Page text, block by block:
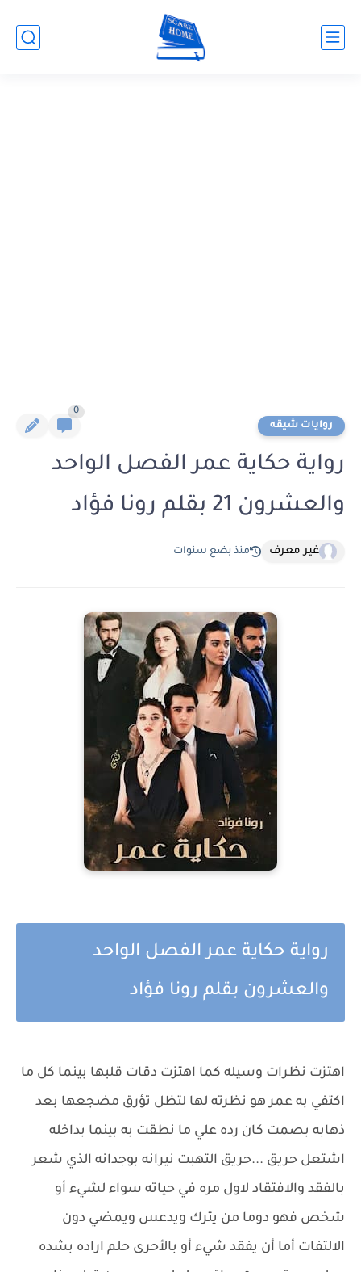
روايات شيقه
0
رواية حكاية عمر الفصل الواحد
والعشرون 21 بقلم رونا فؤاد
غير معرف منذ بضع سنوات
رواية حكاية عمر الفصل الواحد
والعشرون بقلم رونا فؤاد
اهتزت نظرات وسيله كما اهتزت دقات قلبها بينما كل ما
اكتفي به عمر هو نظرته لها لتظل تؤرق مضجعها بعد
ذهابه بصمت كان رده علي ما نطقت به بينما بداخله
اشتعل حريق ...حريق التهبت نيرانه بوجدانه الذي شعر
بالفقد والافتقاد لاول مره في حياته سواء لشيء أو
شخص فهو دوما من يترك ويدعس ويمضي دون
الالتفات أما أن يفقد شيء أو بالأحرى حلم اراده بشده